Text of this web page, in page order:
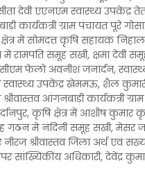
देवी एएनएम स्वास्थ्य उपकेंद्र
कार्यकत्री ग्राम पंचायत पूरे
में सोमदत्त कृषि सहायक
रामपति समूह सखी, क्षमा देवी
फेलो अवनीश जनार्दन,
उपकेंद्र खेममऊ, शैल
आंगनबाड़ी कार्यकत्री
कृषि क्षेत्र में आशीष
गठन में नंदिनी समूह सखी, मेसर
श्रीवास्तव जिला अर्थ एवं
सांख्यिकीय अधिकारी, देवेंद्र